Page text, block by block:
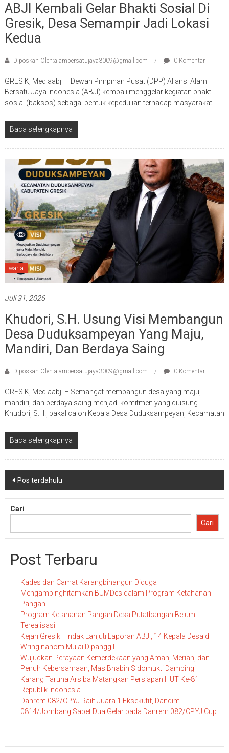
ABJI Kembali Gelar Bhakti Sosial Di
Gresik, Desa Semampir Jadi Lokasi
Kedua
Diposkan Oleh:alambersatujaya3009@gmail.com 0 Komentar
GRESIK, Mediaabji – Dewan Pimpinan Pusat (DPP) Aliansi Alam
Bersatu Jaya Indonesia (ABJI) kembali menggelar kegiatan bhakti
sosial (baksos) sebagai bentuk kepedulian terhadap masyarakat.
Baca selengkapnya
warta
Juli 31, 2026
Khudori, S.H. Usung Visi Membangun
Desa Duduksampeyan Yang Maju,
Mandiri, Dan Berdaya Saing
Diposkan Oleh:alambersatujaya3009@gmail.com 0 Komentar
GRESIK, Mediaabji – Semangat membangun desa yang maju,
mandiri, dan berdaya saing menjadi komitmen yang diusung
Khudori, S.H., bakal calon Kepala Desa Duduksampeyan, Kecamatan
Baca selengkapnya
Navigasi
pos
Pos terdahulu
Cari
Cari
Post Terbaru
Kades dan Camat Karangbinangun Diduga
Mengambinghitamkan BUMDes dalam Program Ketahanan
Pangan
Program Ketahanan Pangan Desa Putatbangah Belum
Terealisasi
Kejari Gresik Tindak Lanjuti Laporan ABJI, 14 Kepala Desa di
Wringinanom Mulai Dipanggil
Wujudkan Perayaan Kemerdekaan yang Aman, Meriah, dan
Penuh Kebersamaan, Mas Bhabin Sidomukti Dampingi
Karang Taruna Arsiba Matangkan Persiapan HUT Ke-81
Republik Indonesia
Danrem 082/CPYJ Raih Juara 1 Eksekutif, Dandim
0814/Jombang Sabet Dua Gelar pada Danrem 082/CPYJ Cup